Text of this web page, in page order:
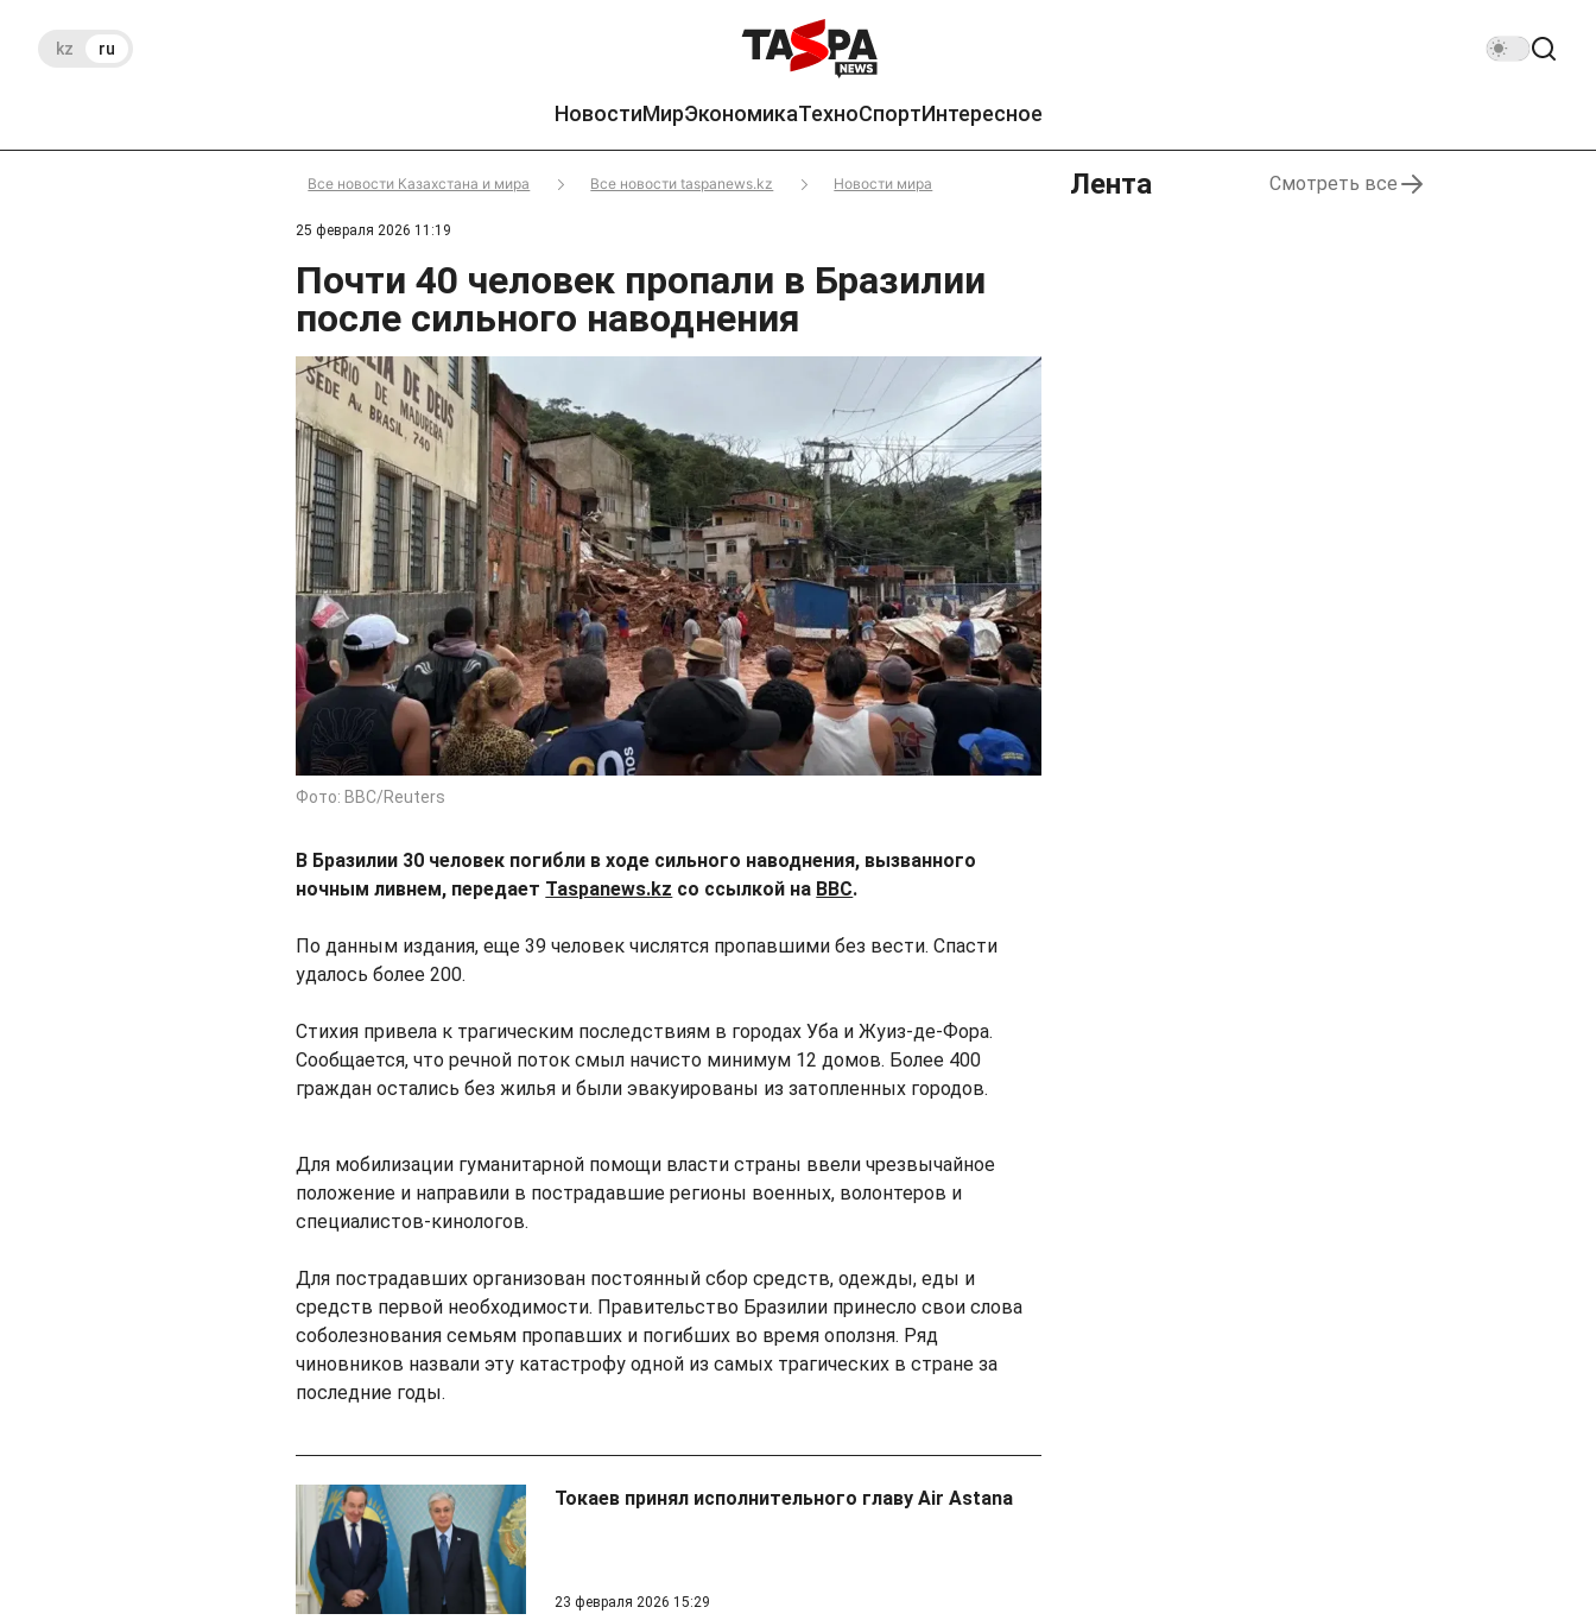
kz ru
НовостиМирЭкономикаТехноСпортИнтересное
Все новости Казахстана и мира Все новости taspanews.kz Новости мира
25 февраля 2026 11:19
Почти 40 человек пропали в Бразилии
после сильного наводнения
Фото: BBC/Reuters
В Бразилии 30 человек погибли в ходе сильного наводнения, вызванного
ночным ливнем, передает Taspanews.kz со ссылкой на BBC.
По данным издания, еще 39 человек числятся пропавшими без вести. Спасти
удалось более 200.
Стихия привела к трагическим последствиям в городах Уба и Жуиз-де-Фора.
Сообщается, что речной поток смыл начисто минимум 12 домов. Более 400
граждан остались без жилья и были эвакуированы из затопленных городов.
Для мобилизации гуманитарной помощи власти страны ввели чрезвычайное
положение и направили в пострадавшие регионы военных, волонтеров и
специалистов-кинологов.
Для пострадавших организован постоянный сбор средств, одежды, еды и
средств первой необходимости. Правительство Бразилии принесло свои слова
соболезнования семьям пропавших и погибших во время оползня. Ряд
чиновников назвали эту катастрофу одной из самых трагических в стране за
последние годы.
Токаев принял исполнительного главу Air Astana
23 февраля 2026 15:29
Лента Смотреть все